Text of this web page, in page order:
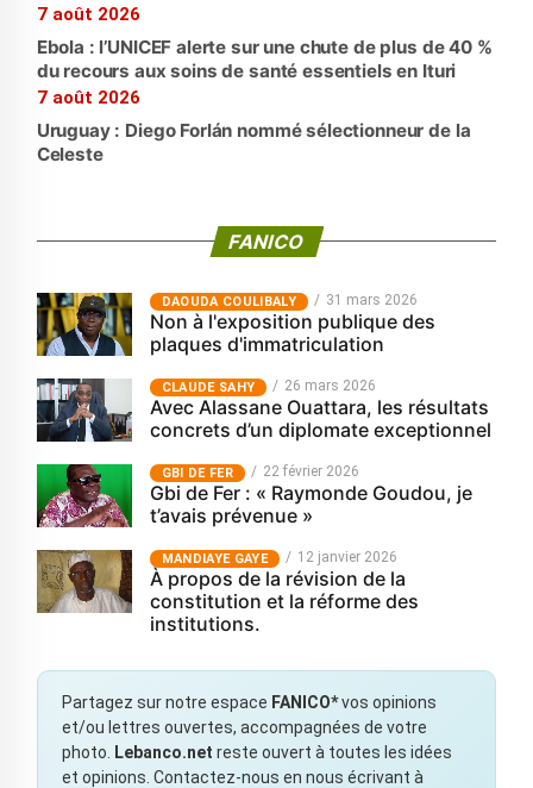
7 août 2026
Ebola : l’UNICEF alerte sur une chute de plus de 40 %
du recours aux soins de santé essentiels en Ituri
7 août 2026
Uruguay : Diego Forlán nommé sélectionneur de la
Celeste
FANICO
‎DAOUDA COULIBALY 31 mars 2026
Non à l'exposition publique des
plaques d'immatriculation
CLAUDE SAHY 26 mars 2026
Avec Alassane Ouattara, les résultats
concrets d’un diplomate exceptionnel
GBI DE FER 22 février 2026
Gbi de Fer : « Raymonde Goudou, je
t’avais prévenue »
MANDIAYE GAYE 12 janvier 2026
À propos de la révision de la
constitution et la réforme des
institutions.
Partagez sur notre espace FANICO*vos opinions
et/ou lettres ouvertes, accompagnées de votre
photo.
Lebanco.net reste ouvert à toutes les idées
et opinions. Contactez-nous en nous écrivant à